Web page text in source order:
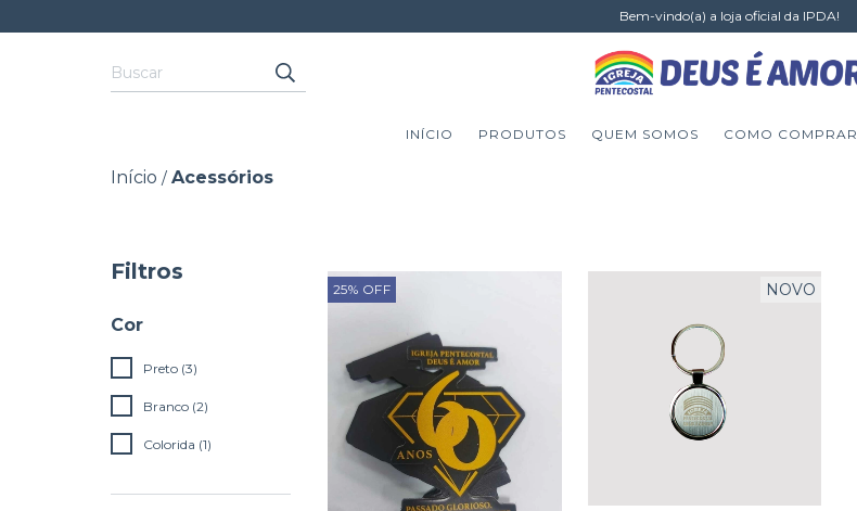
Bem-vindo(a) a loja oficial da IPDA!
INÍCIO PRODUTOS QUEM SOMOS COMO COMPRAR
Início / Acessórios
Filtros
Cor
Preto (3)
Branco (2)
Colorida (1)
25% OFF NOVO